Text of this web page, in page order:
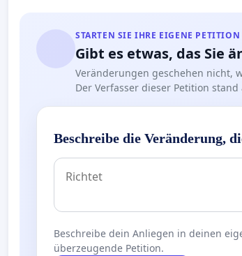
STARTEN SIE IHRE EIGENE PETITION
Gibt es etwas, das Sie
Veränderungen geschehen nicht,
Der Verfasser dieser Petition
Beschreibe die Veränderung,
Beschreibe dein Anliegen in deinen
überzeugende Petition.